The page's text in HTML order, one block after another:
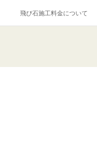
飛び石施工料金について